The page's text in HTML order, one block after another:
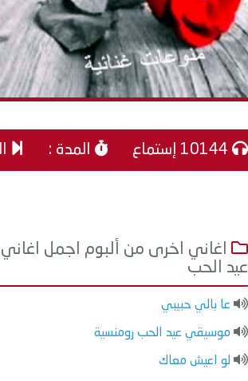
المدة :
اغاني اخرى من ألبوم اجمل اغاني
عيد الحب
عا بالي حبيبي
موسيقي عيد الحب رومنسية
لو اعيش معاك